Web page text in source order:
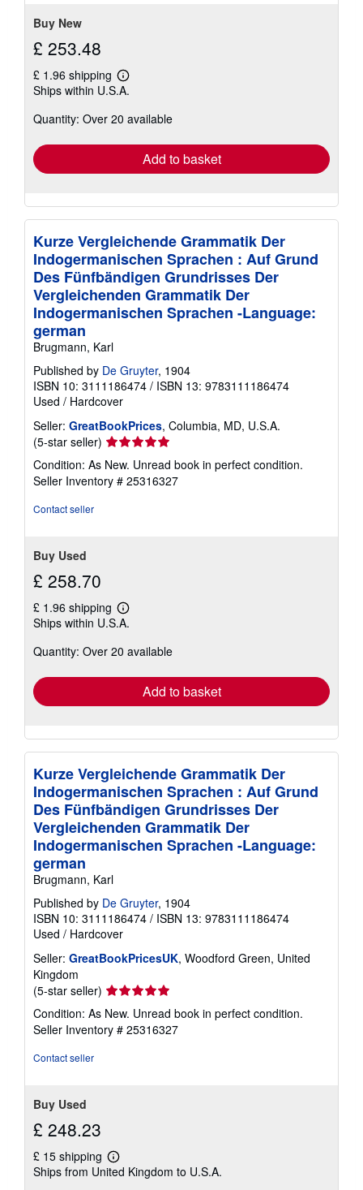
Buy New
£ 253.48
£ 1.96 shipping
Learn
more
shipping
Ships within U.S.A.
Quantity: Over 20 available
Add to basket
Kurze Vergleichende Grammatik Der
Indogermanischen Sprachen : Auf Grund
Des Fünfbändigen Grundrisses Der
Vergleichenden Grammatik Der
Indogermanischen Sprachen -Language:
german
Brugmann, Karl
Published by De Gruyter, 1904
ISBN 10: 3111186474 / ISBN 13: 9783111186474
Used / Hardcover
Seller: GreatBookPrices, Columbia, MD, U.S.A.
(5-star seller) Seller
rating
5
out
Condition: As New. Unread book in perfect condition.
Seller Inventory # 25316327
Contact seller
Buy Used
£ 258.70
£ 1.96 shipping
Learn
more
shipping
Ships within U.S.A.
Quantity: Over 20 available
Add to basket
Kurze Vergleichende Grammatik Der
Indogermanischen Sprachen : Auf Grund
Des Fünfbändigen Grundrisses Der
Vergleichenden Grammatik Der
Indogermanischen Sprachen -Language:
german
Brugmann, Karl
Published by De Gruyter, 1904
ISBN 10: 3111186474 / ISBN 13: 9783111186474
Used / Hardcover
Seller: GreatBookPricesUK, Woodford Green, United
Kingdom
(5-star seller) Seller
rating
5
out
Condition: As New. Unread book in perfect condition.
Seller Inventory # 25316327
Contact seller
Buy Used
£ 248.23
£ 15 shipping
Learn
more
Ships from United Kingdom to U.S.A.